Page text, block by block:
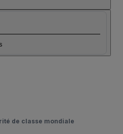
de classe mondiale